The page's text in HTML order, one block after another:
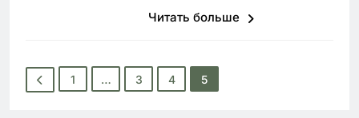
Читать больше
1 … 3 4 5